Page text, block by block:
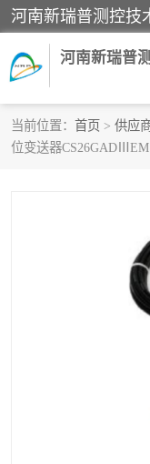
河南新瑞普
当前位置： 首页 > 供应
位变送器
霍尼韦尔压力变送
标准型工业压力变